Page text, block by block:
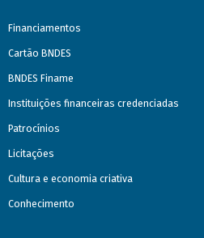
Financiamentos
Cartão BNDES
BNDES Finame
Instituições financeiras credenciadas
Patrocínios
Licitações
Cultura e economia criativa
Conhecimento